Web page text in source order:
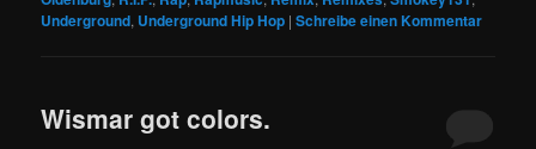
Underground, Underground Hip Hop |Schreibe einen Kommentar
Wismar got colors.